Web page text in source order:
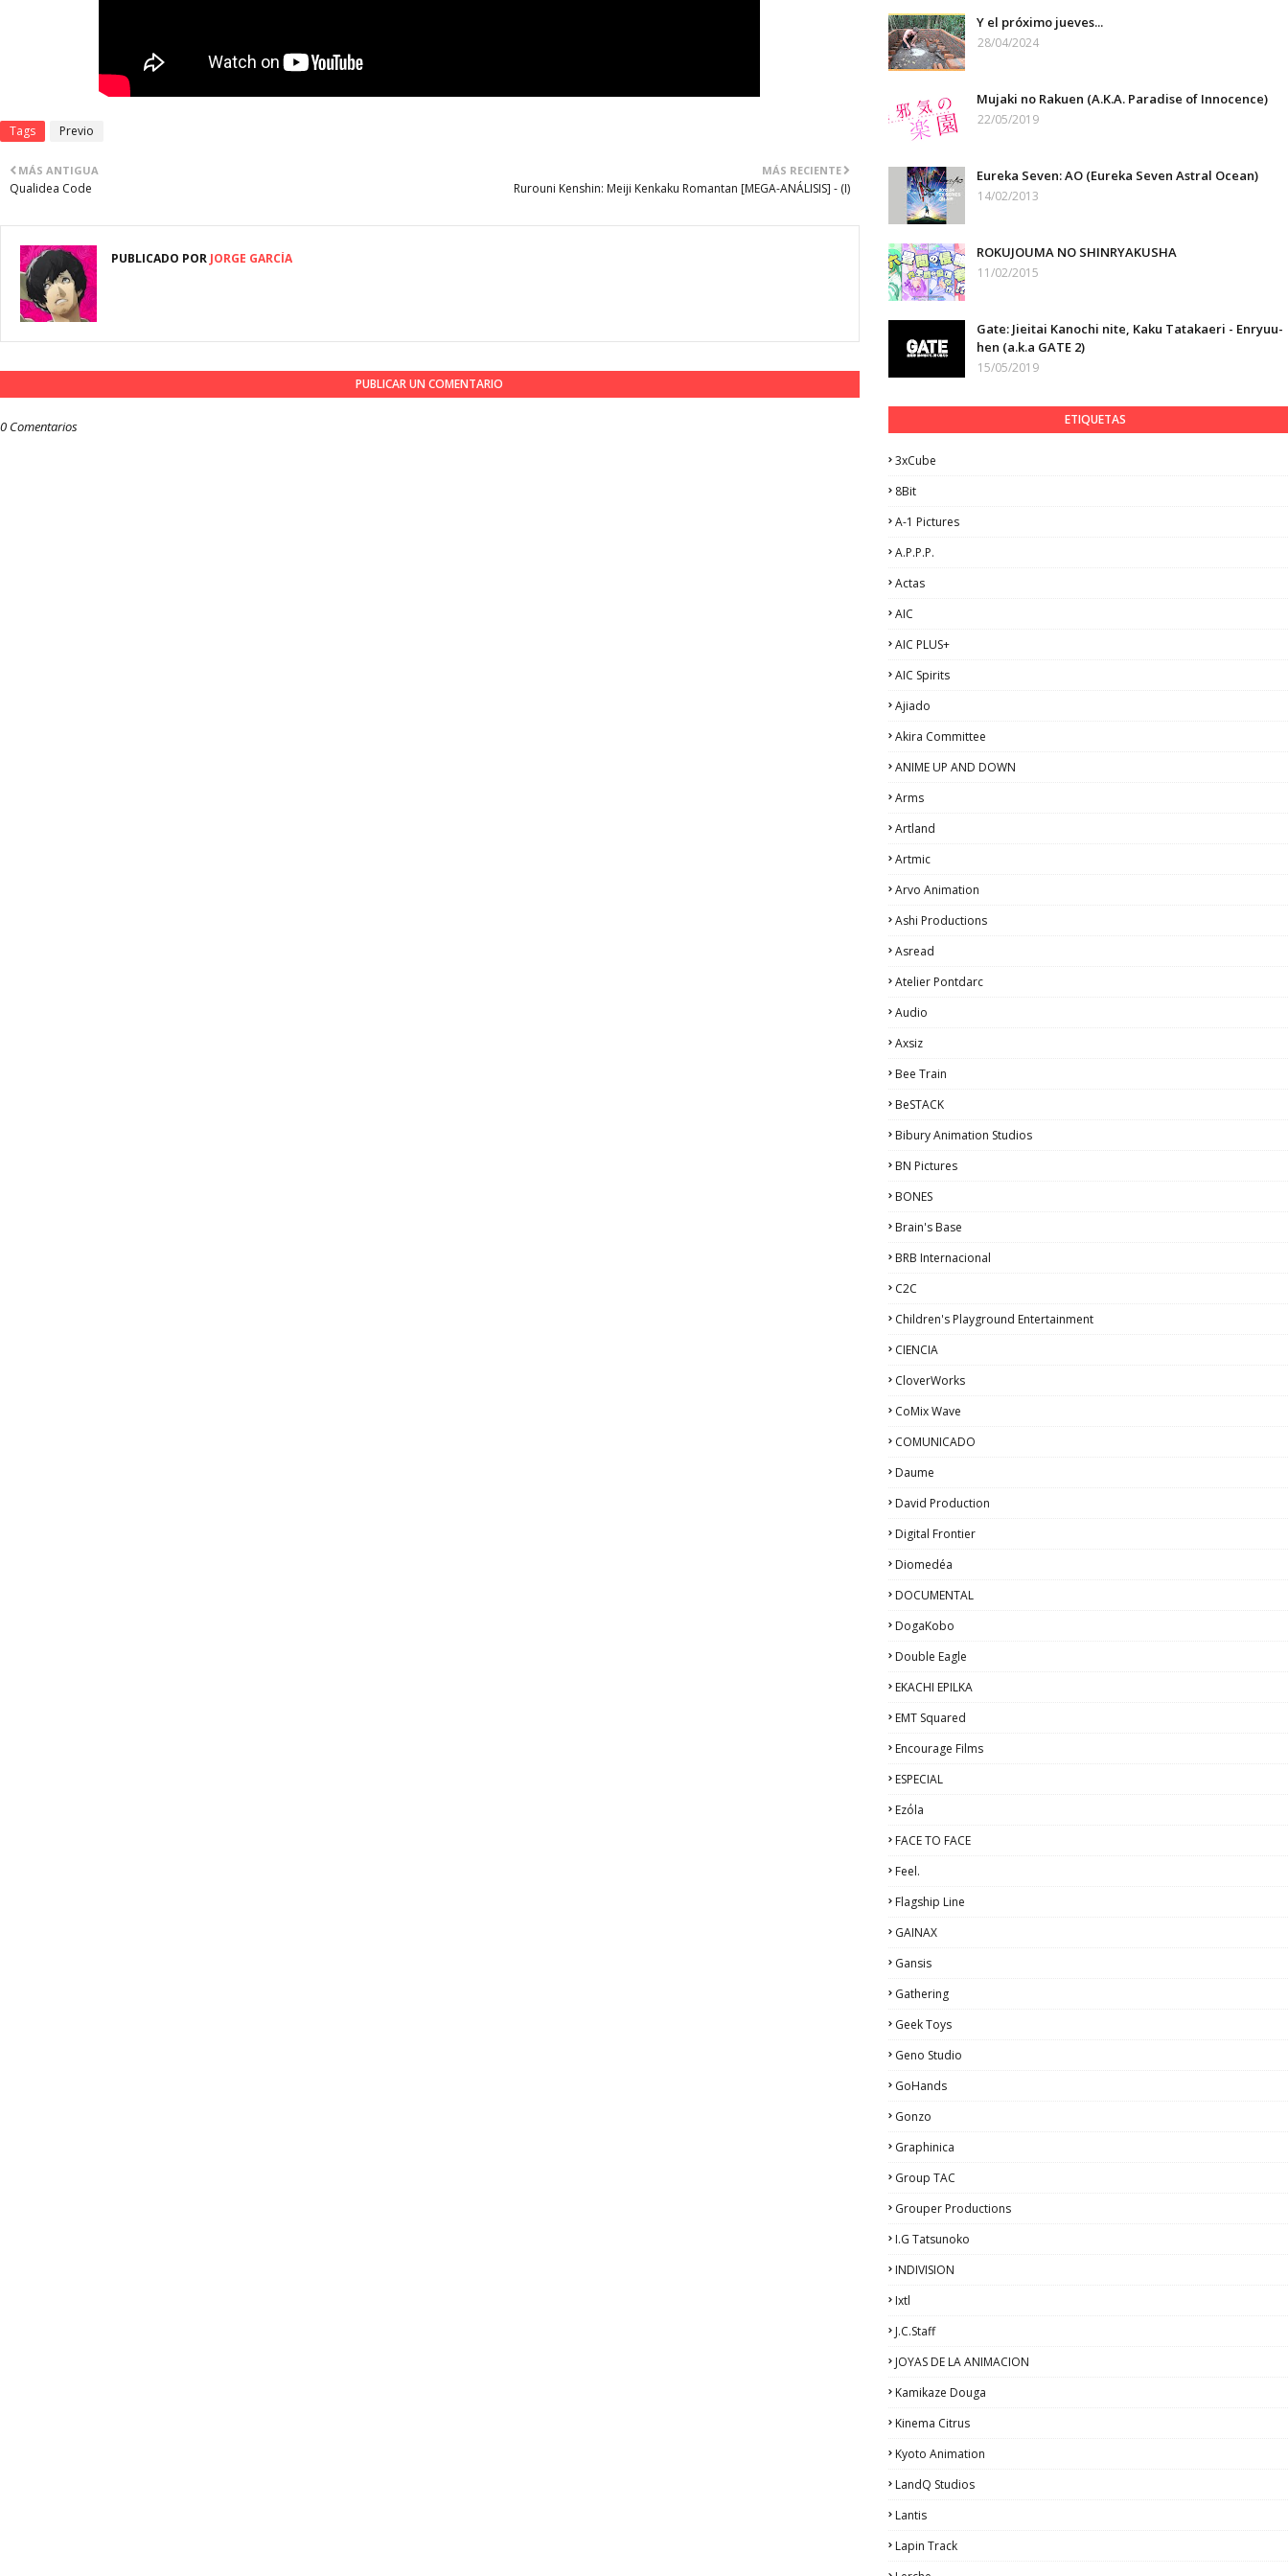
Tags Previo
MÁS RECIENTE
Rurouni Kenshin: Meiji Kenkaku Romantan [MEGA-ANÁLISIS] - (I)
MÁS ANTIGUA
Qualidea Code
PUBLICADO POR JORGE GARCÍA
PUBLICAR UN COMENTARIO
0 Comentarios
Y el próximo jueves...
28/04/2024
Mujaki no Rakuen (A.K.A. Paradise of Innocence)
22/05/2019
Eureka Seven: AO (Eureka Seven Astral Ocean)
14/02/2013
ROKUJOUMA NO SHINRYAKUSHA
11/02/2015
Gate: Jieitai Kanochi nite, Kaku Tatakaeri - Enryuu-
hen (a.k.a GATE 2)
15/05/2019
ETIQUETAS
3xCube
8Bit
A-1 Pictures
A.P.P.P.
Actas
AIC
AIC PLUS+
AIC Spirits
Ajiado
Akira Committee
ANIME UP AND DOWN
Arms
Artland
Artmic
Arvo Animation
Ashi Productions
Asread
Atelier Pontdarc
Audio
Axsiz
Bee Train
BeSTACK
Bibury Animation Studios
BN Pictures
BONES
Brain's Base
BRB Internacional
C2C
Children's Playground Entertainment
CIENCIA
CloverWorks
CoMix Wave
COMUNICADO
Daume
David Production
Digital Frontier
Diomedéa
DOCUMENTAL
DogaKobo
Double Eagle
EKACHI EPILKA
EMT Squared
Encourage Films
ESPECIAL
Ezόla
FACE TO FACE
Feel.
Flagship Line
GAINAX
Gansis
Gathering
Geek Toys
Geno Studio
GoHands
Gonzo
Graphinica
Group TAC
Grouper Productions
I.G Tatsunoko
INDIVISION
Ixtl
J.C.Staff
JOYAS DE LA ANIMACION
Kamikaze Douga
Kinema Citrus
Kyoto Animation
LandQ Studios
Lantis
Lapin Track